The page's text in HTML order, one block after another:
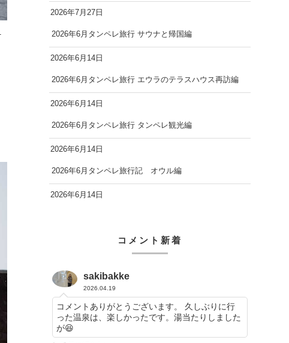
2026年7月27日
2026年6月タンペレ旅行 サウナと帰国編
2026年6月14日
2026年6月タンペレ旅行 エウラのテラスハウス再訪編
2026年6月14日
2026年6月タンペレ旅行 タンペレ観光編
2026年6月14日
2026年6月タンペレ旅行記 オウル編
2026年6月14日
コメント新着
sakibakke
2026.04.19
コメントありがとうございます。 久しぶりに行
った温泉は、楽しかったです。湯当たりしました
が😆